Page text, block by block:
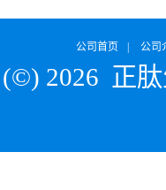
公司首页 公司
2026 正